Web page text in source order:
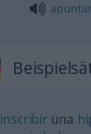
inscribir una